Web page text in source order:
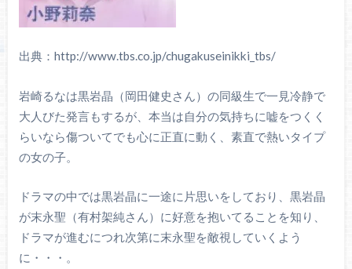
出典：http://www.tbs.co.jp/chugakuseinikki_tbs/
岩崎るなは黒岩晶（岡田健史さん）の同級生で一見冷静で
大人びた発言もするが、本当は自分の気持ちに嘘をつくく
らいなら傷ついてでも心に正直に動く、素直で熱いタイプ
の女の子。
ドラマの中では黒岩晶に一途に片思いをしており、黒岩晶
が末永聖（有村架純さん）に好意を抱いてることを知り、
ドラマが進むにつれ次第に末永聖を敵視していくよう
に・・・。